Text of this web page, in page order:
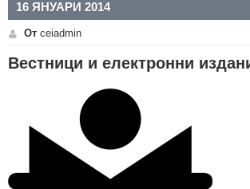
16 ЯНУАРИ 2014
От ceiadmin
Вестници и електронни